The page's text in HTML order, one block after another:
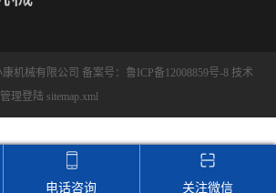
机械有限公司 备案号：鲁ICP备12008859号-8 技术
管理登陆 sitemap.xml
电话咨询 关注微信